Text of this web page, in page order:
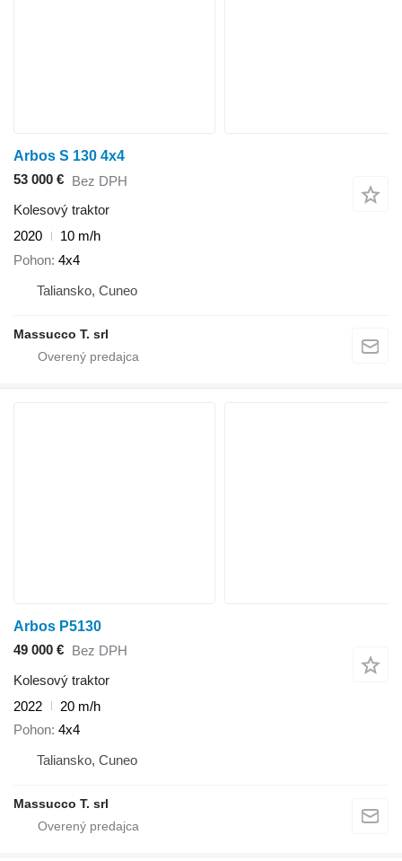
Arbos S 130 4x4
53 000 € Bez DPH
Kolesový traktor
2020
10 m/h
Pohon 4x4
Taliansko, Cuneo
Massucco T. srl
Arbos P5130
49 000 € Bez DPH
Kolesový traktor
2022
20 m/h
Pohon 4x4
Taliansko, Cuneo
Massucco T. srl